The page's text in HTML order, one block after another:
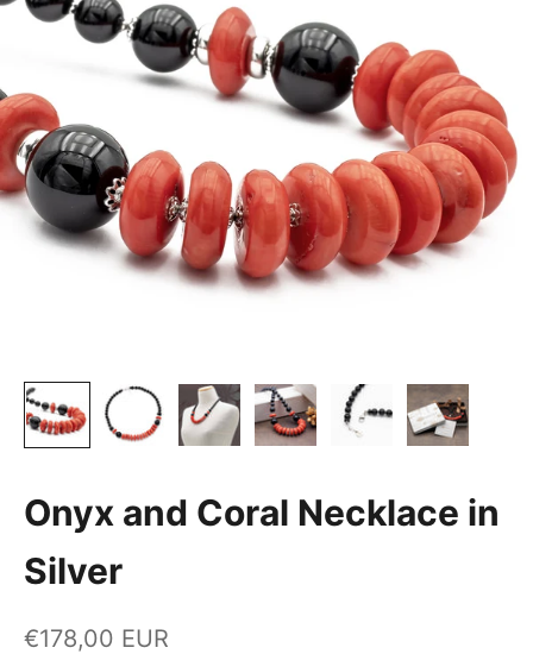
Onyx and Coral Necklace in
Silver
Sale price
€178,00 EUR